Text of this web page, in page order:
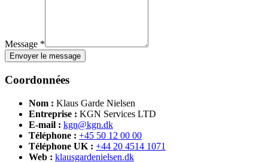
Message *
Envoyer le message
Coordonnées
Nom : Klaus Garde Nielsen
Entreprise : KGN Services LTD
E-mail : kgn@kgn.dk
Téléphone : +45 50 12 00 00
Téléphone UK : +44 20 4514 1071
Web : klausgardenielsen.dk